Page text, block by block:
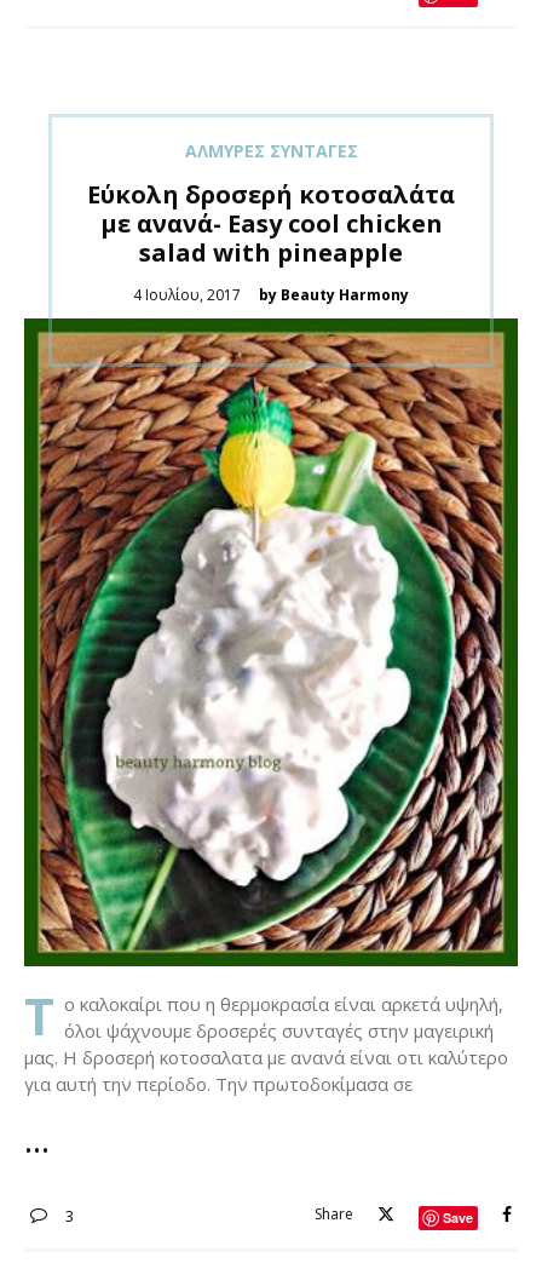
ΑΛΜΥΡΈΣ ΣΥΝΤΑΓΈΣ
Εύκολη δροσερή κοτοσαλάτα
με ανανά- Easy cool chicken
salad with pineapple
Posted
4 Ιουλίου, 2017 by Beauty Harmony
T o καλοκαίρι που η θερμοκρασία είναι αρκετά υψηλή,
όλοι ψάχνουμε δροσερές συνταγές στην μαγειρική
μας. Η δροσερή κοτοσαλατα με ανανά είναι οτι καλύτερο
για αυτή την περίοδο. Την πρωτοδοκίμασα σε
3 Share Save